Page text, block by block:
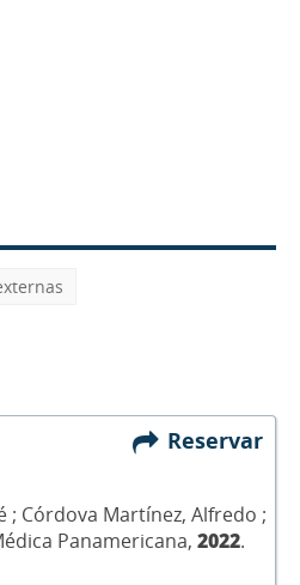
Reservar
; Córdova Martínez, Alfredo ;
Panamericana, 2022.